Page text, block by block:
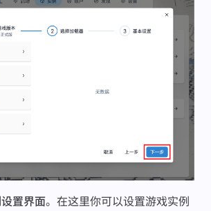
置界面。在这里你可以设置游戏实例